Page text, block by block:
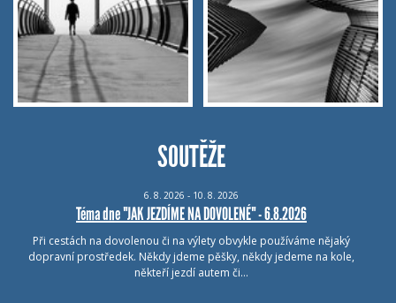
SOUTĚŽE
6. 8. 2026 - 10. 8. 2026
Téma dne "JAK JEZDÍME NA DOVOLENÉ" - 6.8.2026
Při cestách na dovolenou či na výlety obvykle používáme nějaký
dopravní prostředek. Někdy jdeme pěšky, někdy jedeme na kole,
někteří jezdí autem či…